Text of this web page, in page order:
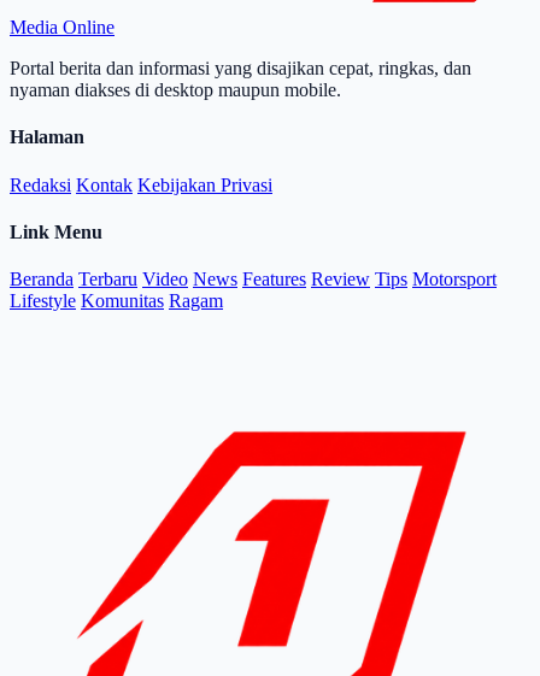
Media Online
Portal berita dan informasi yang disajikan cepat, ringkas, dan
nyaman diakses di desktop maupun mobile.
Halaman
Redaksi Kontak Kebijakan Privasi
Link Menu
Beranda Terbaru Video News Features Review Tips Motorsport
Lifestyle Komunitas Ragam